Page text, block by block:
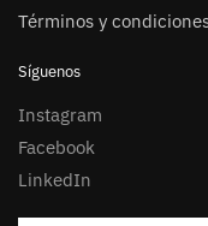
Términos y
Síguenos
Instagram
Facebook
LinkedIn